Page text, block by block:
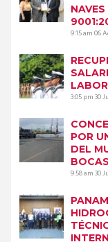
9:15 am06
3:05 pm30
POR
DEL
9:58 am30